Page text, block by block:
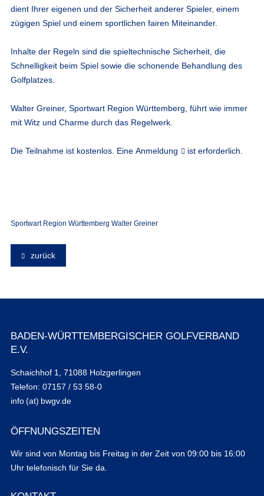
dient Ihrer eigenen und der Sicherheit anderer Spieler, einem
zügigen Spiel und einem sportlichen fairen Miteinander.
Inhalte der Regeln sind die spieltechnische Sicherheit, die
Schnelligkeit beim Spiel sowie die schonende Behandlung des
Golfplatzes.
Walter Greiner, Sportwart Region Württemberg, führt wie immer
mit Witz und Charme durch das Regelwerk.
Die Teilnahme ist kostenlos. Eine Anmeldung ist erforderlich.
Sportwart Region Württemberg Walter Greiner
zurück
BADEN-WÜRTTEMBERGISCHER GOLFVERBAND
E.V.
Schaichhof 1, 71088 Holzgerlingen
Telefon: 07157 / 53 58-0
info (at) bwgv.de
ÖFFNUNGSZEITEN
Wir sind von Montag bis Freitag in der Zeit von 09:00 bis 16:00
Uhr telefonisch für Sie da.